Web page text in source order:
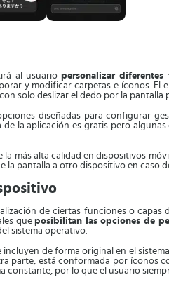
al usuariopersonalizar
y modificar carpetas e íconos. El
solo deslizar el dedo por la
diseñadas para configurar
de la aplicación es gratis pero
más alta calidad en dispositivos
la pantalla a otro dispositivo en caso
de ciertas funciones o
queposibilitan las opciones de
sistema operativo.
de forma original en el
parte, está conformada por íconos
constante, por lo que el usuario